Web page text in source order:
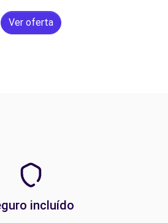
Ver oferta
incluído